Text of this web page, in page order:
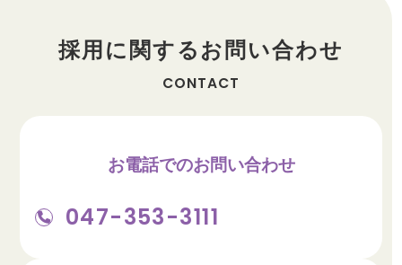
採用に関するお問い合わせ
CONTACT
お電話でのお問い合わせ
047-353-3111